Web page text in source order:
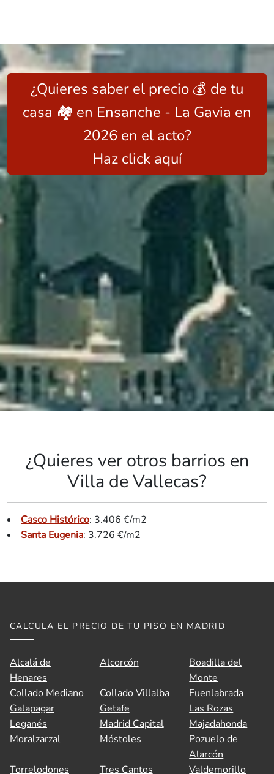
¿Quieres saber el precio 💰 de tu
casa 🏘️ en Ensanche - La Gavia en
2026 en el acto?
Haz click aquí
¿Quieres ver otros barrios en
Villa de Vallecas?
Casco Histórico: 3.406 €/m2
Santa Eugenia: 3.726 €/m2
CALCULA EL PRECIO DE TU PISO EN MADRID
Alcalá de
Henares
Alcorcón
Boadilla del
Monte
Collado Mediano
Collado Villalba
Fuenlabrada
Galapagar
Getafe
Las Rozas
Leganés
Madrid Capital
Majadahonda
Moralzarzal
Móstoles
Pozuelo de
Alarcón
Torrelodones
Tres Cantos Valdemorillo
👋 Hola, soy A.V.I., el asistente virtual de
Idilico Realty.